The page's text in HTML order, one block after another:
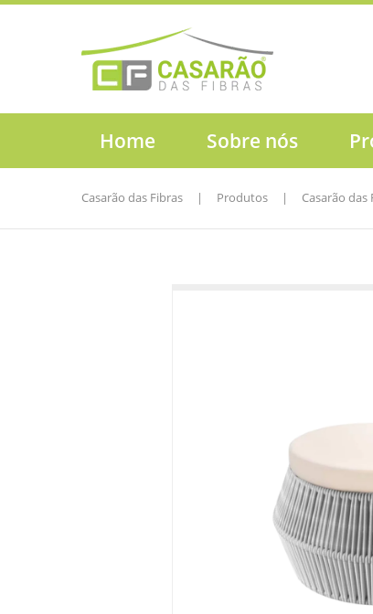
Home Sobre nós
Casarão das Fibras | Produtos | Casarão das